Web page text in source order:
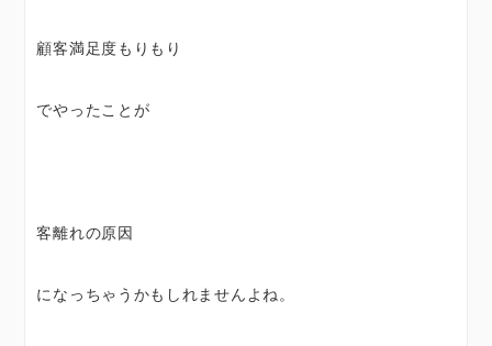
顧客満足度もりもり
でやったことが
客離れの原因
になっちゃうかもしれませんよね。